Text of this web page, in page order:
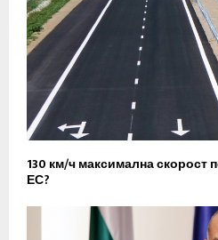
130 км/ч максимална скорост
ЕС?